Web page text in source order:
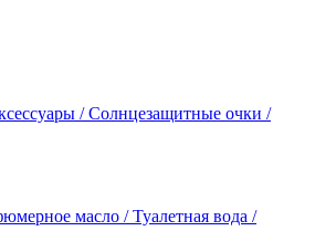
/ Солнцезащитные очки /
масло / Туалетная вода /